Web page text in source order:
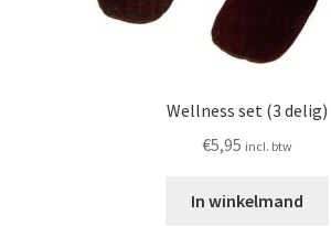
Wellness set (3 delig)
€5,95 incl. btw
In winkelmand